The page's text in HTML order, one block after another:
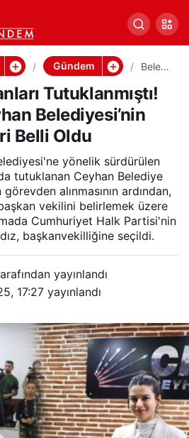
Gündem
Beledi
Başka
nları
Tutukl
n ve
Seyha
n
Beledi
yesi’ni
n
Başka
Vekille
Tutuklanmıştı!
Belediyesi’nin
Belli Oldu
yönelik sürdürülen
tutuklanan Ceyhan Belediye
alınmasının ardından,
vekilini belirlemek üzere
Cumhuriyet Halk Partisi'nin
başkanvekilliğine seçildi.
yayınlandı
17:27 yayınlandı
0 Paylaş